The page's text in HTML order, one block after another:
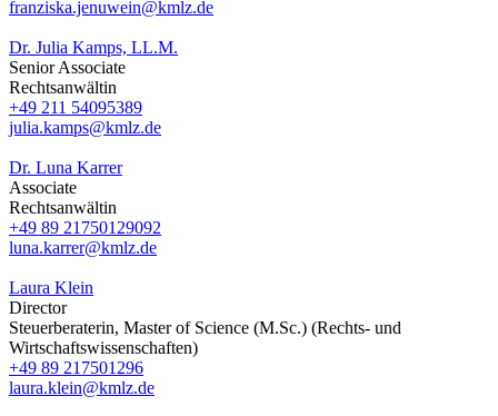
franziska.jenuwein@kmlz.de
Dr. Julia Kamps, LL.M.
Senior Associate
Rechtsanwältin
+49 211 54095389
julia.kamps@kmlz.de
Dr. Luna Karrer
Associate
Rechtsanwältin
+49 89 21750129092
luna.karrer@kmlz.de
Laura Klein
Director
Steuerberaterin, Master of Science (M.Sc.) (Rechts- und
Wirtschaftswissenschaften)
+49 89 217501296
laura.klein@kmlz.de